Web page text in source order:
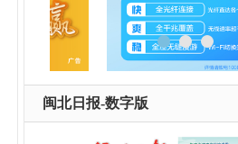
闽北日报-数字版